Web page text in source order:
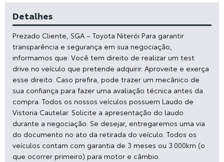
Detalhes
Prezado Cliente, SGA – Toyota Niterói Para garantir
transparência e segurança em sua negociação,
informamos que: Você tem direito de realizar um test
drive no veículo que pretende adquirir. Aproveite e exerça
esse direito. Caso prefira, pode trazer um mecânico de
sua confiança para fazer uma avaliação técnica antes da
compra. Todos os nossos veículos possuem Laudo de
Vistoria Cautelar. Solicite a apresentação do laudo
durante a negociação. Se desejar, entregaremos uma via
do documento no ato da retirada do veículo. Todos os
veículos contam com garantia de 3 meses ou 3.000km (o
que ocorrer primeiro) para motor e câmbio.